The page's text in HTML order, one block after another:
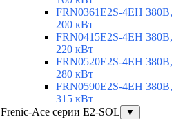
FRN0361E2S-4EH 380В,
200 кВт
FRN0415E2S-4EH 380В,
220 кВт
FRN0520E2S-4EH 380В,
280 кВт
FRN0590E2S-4EH 380В,
315 кВт
Frenic-Ace серии E2-SOL
▼